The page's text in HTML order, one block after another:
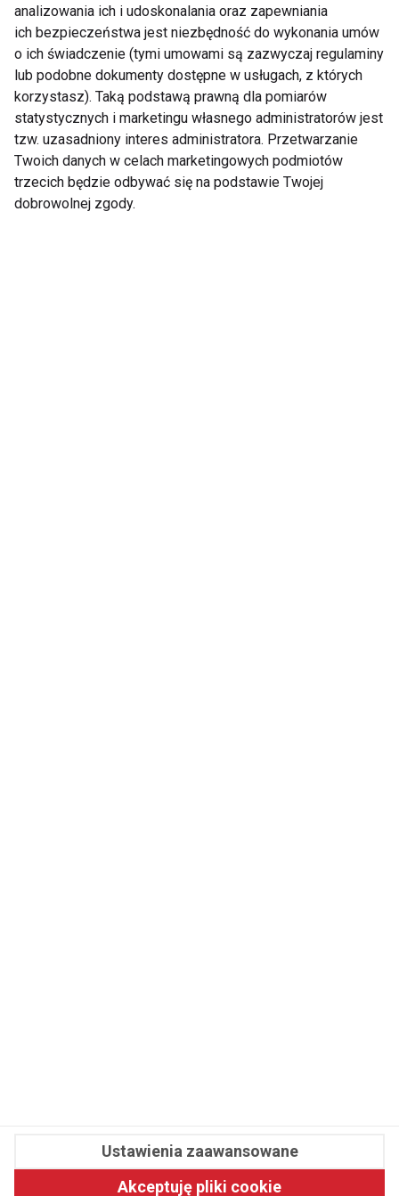
5 powodów, dla
których warto tańczyć
Maraton Zumba
FitStyle Winter 2016
Fit.pl © 2026 Wszystkie prawa zastrzeżone.
Pawelec.info
analizowania ich i udoskonalania oraz zapewniania
ich bezpieczeństwa jest niezbędność do wykonania umów
o ich świadczenie (tymi umowami są zazwyczaj regulaminy
lub podobne dokumenty dostępne w usługach, z których
korzystasz). Taką podstawą prawną dla pomiarów
statystycznych i marketingu własnego administratorów jest
tzw. uzasadniony interes administratora. Przetwarzanie
Twoich danych w celach marketingowych podmiotów
trzecich będzie odbywać się na podstawie Twojej
dobrowolnej zgody.
Ustawienia zaawansowane
Akceptuję pliki cookie